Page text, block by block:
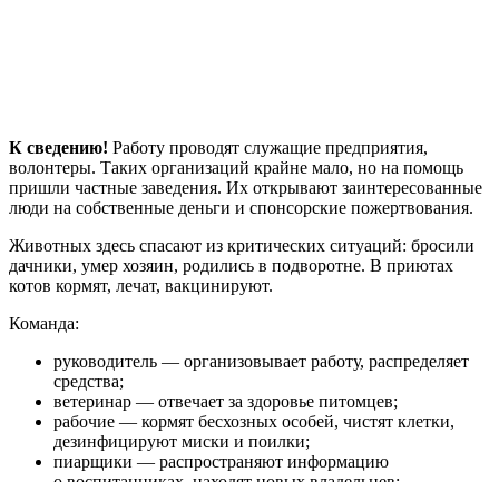
К сведению! Работу проводят служащие предприятия,
волонтеры. Таких организаций крайне мало, но на помощь
пришли частные заведения. Их открывают заинтересованные
люди на собственные деньги и спонсорские пожертвования.
Животных здесь спасают из критических ситуаций: бросили
дачники, умер хозяин, родились в подворотне. В приютах
котов кормят, лечат, вакцинируют.
Команда:
руководитель — организовывает работу, распределяет
средства;
ветеринар — отвечает за здоровье питомцев;
рабочие — кормят бесхозных особей, чистят клетки,
дезинфицируют миски и поилки;
пиарщики — распространяют информацию